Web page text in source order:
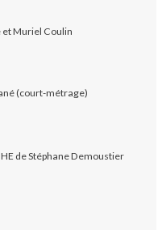
et Muriel Coulin
(court-métrage)
de Stéphane Demoustier